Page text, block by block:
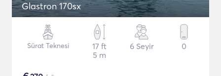
Glastron 170sx
Sürat Teknesi
17 ft
5 m
6 Seyir 0